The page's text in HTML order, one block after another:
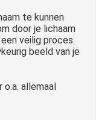
te kunnen
door je lichaam
veilig proces.
beeld van je
allemaal